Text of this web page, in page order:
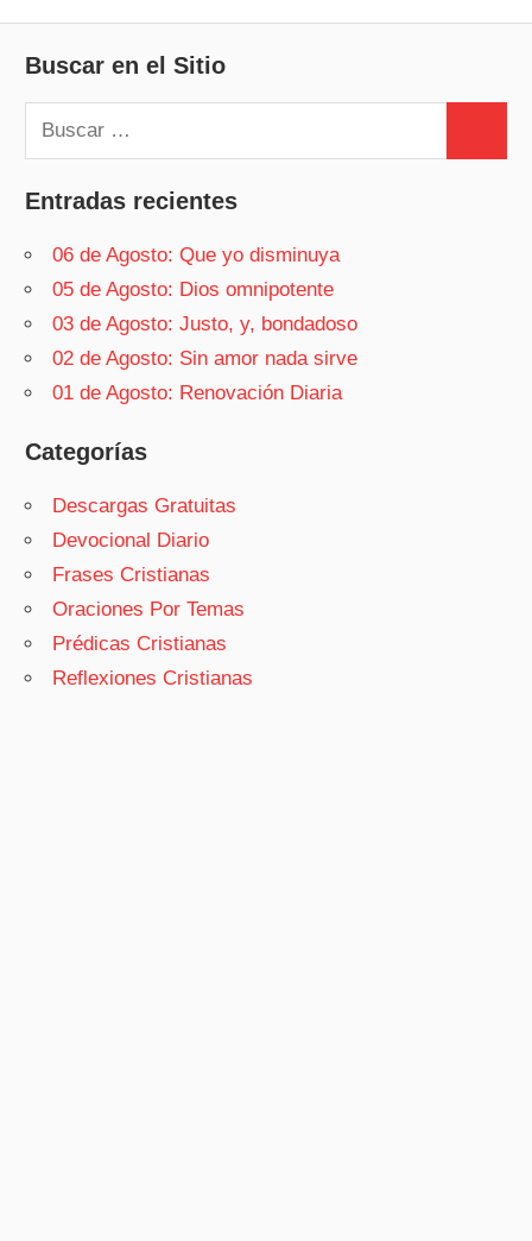
Buscar en el Sitio
Buscar:
Entradas recientes
06 de Agosto: Que yo disminuya
05 de Agosto: Dios omnipotente
03 de Agosto: Justo, y, bondadoso
02 de Agosto: Sin amor nada sirve
01 de Agosto: Renovación Diaria
Categorías
Descargas Gratuitas
Devocional Diario
Frases Cristianas
Oraciones Por Temas
Prédicas Cristianas
Reflexiones Cristianas